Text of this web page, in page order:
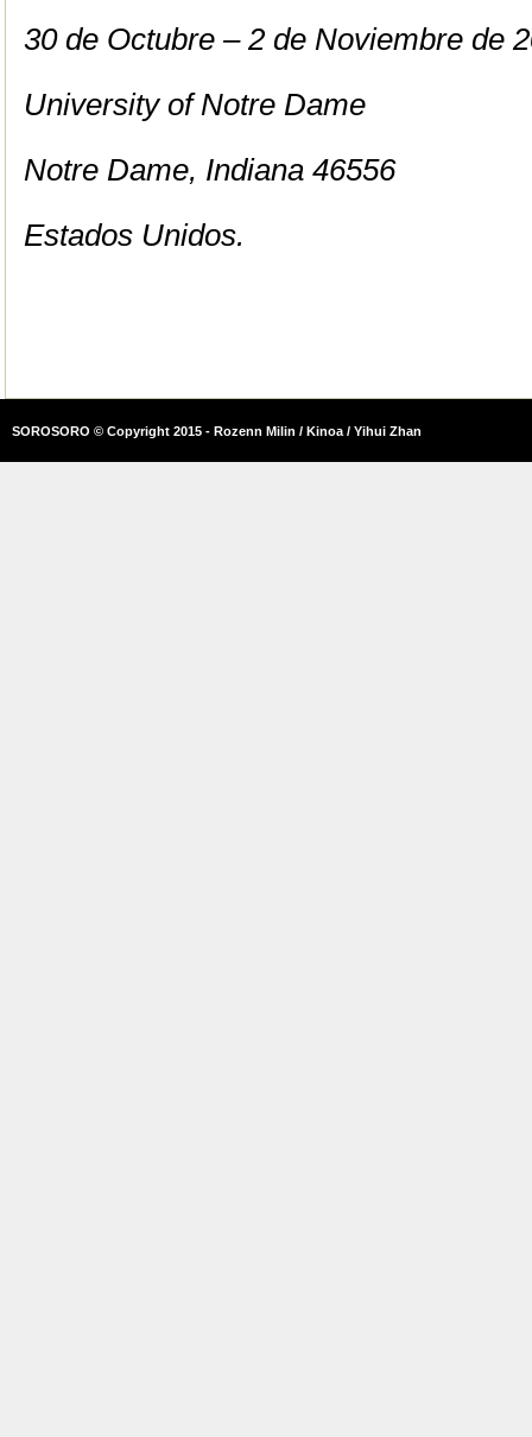
30 de Octubre – 2 de Noviembre de
University of Notre Dame
Notre Dame, Indiana 46556
Estados Unidos.
SOROSORO © Copyright 2015 - Rozenn Milin / Kinoa / Yihui Zhan